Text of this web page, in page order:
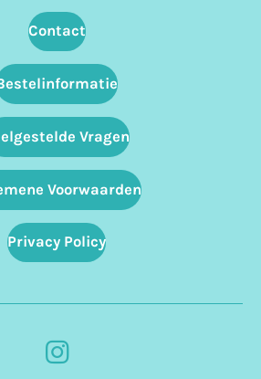
Contact
Vragen
Voorwaarden
Privacy Policy
I